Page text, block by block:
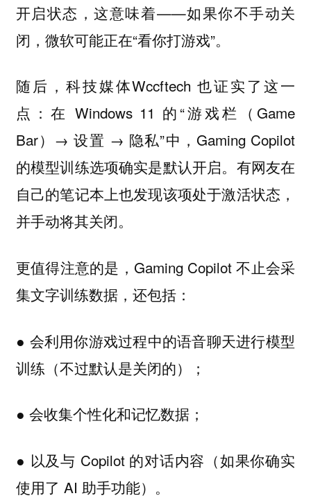
开启状态，这意味着——如果你不手动关
闭，微软可能正在“看你打游戏”。
随后，科技媒体Wccftech 也证实了这一
点：在 Windows 11 的“游戏栏（Game
Bar）→ 设置 → 隐私”中，Gaming Copilot
的模型训练选项确实是默认开启。有网友在
自己的笔记本上也发现该项处于激活状态，
并手动将其关闭。
更值得注意的是，Gaming Copilot 不止会采
集文字训练数据，还包括：
● 会利用你游戏过程中的语音聊天进行模型
训练（不过默认是关闭的）；
● 会收集个性化和记忆数据；
● 以及与 Copilot 的对话内容（如果你确实
使用了 AI 助手功能）。